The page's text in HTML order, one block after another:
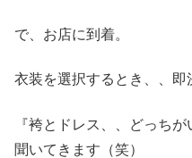
で、お店に到着。
衣装を選択するとき、、即
『袴とドレス、、どっち
聞いてきます（笑）